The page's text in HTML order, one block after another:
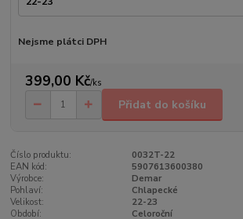
Nejsme plátci DPH
399,00 Kč/ks
Přidat do košíku
Číslo produktu:
0032T-22
EAN kód:
5907613600380
Výrobce:
Demar
Pohlaví:
Chlapecké
Velikost:
22-23
Období:
Celoroční